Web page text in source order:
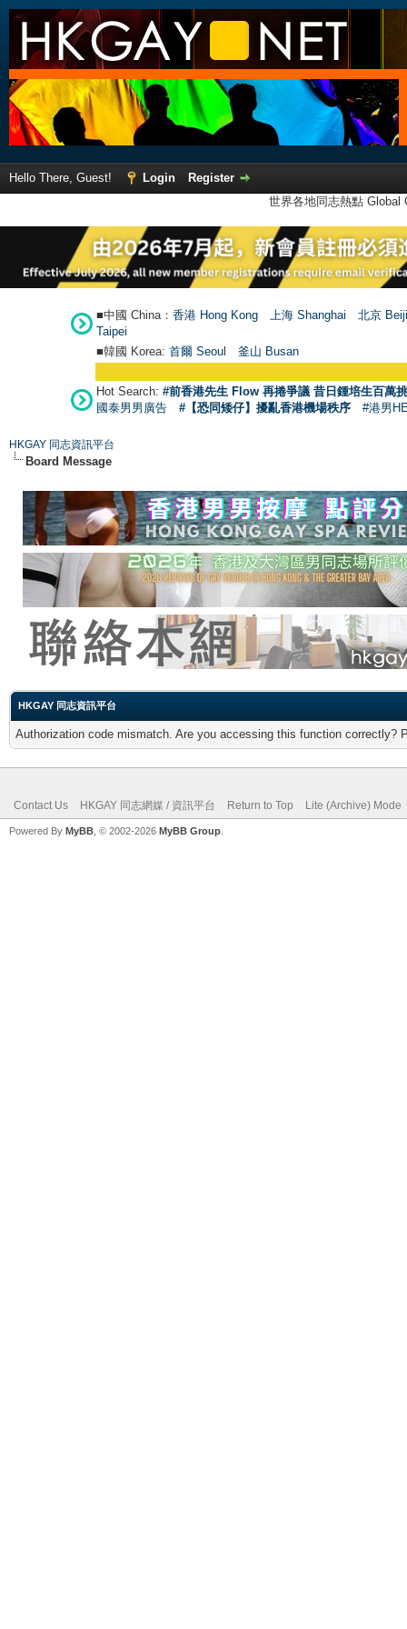
Hello There, Guest! Login
Register
世界各地同志熱點
■中國 China： 香港 Hong Kong 上海 Shanghai
北京
Taipei
■韓國 Korea: 首爾 Seoul 釜山 Busan
Hot Search: #前香港先生 Flow 再捲爭議 昔日鍾培生百萬
國泰男男廣告
#【恐同矮仔】擾亂香港機場秩序 #港男
HKGAY 同志資訊平台
Board Message
HKGAY 同志資訊平台
Authorization code mismatch. Are you accessing this function correctly?
Contact Us HKGAY 同志網媒 / 資訊平台 Return to Top Lite (Archive) Mode
Powered By MyBB , © 2002-2026 MyBB Group